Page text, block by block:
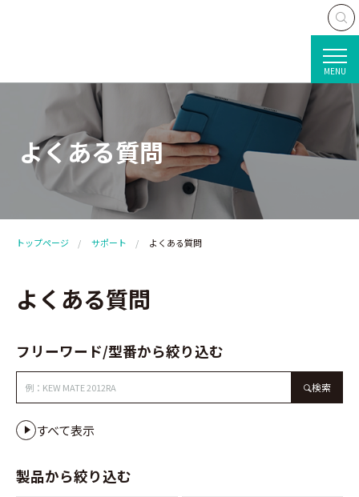
MENU
よくある質問
トップページ サポート よくある質問
よくある質問
フリーワード/型番から絞り込む
検索
すべて表示
製品から絞り込む